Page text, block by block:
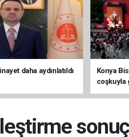
daha aydınlatıldı
Konya
coşkuyla